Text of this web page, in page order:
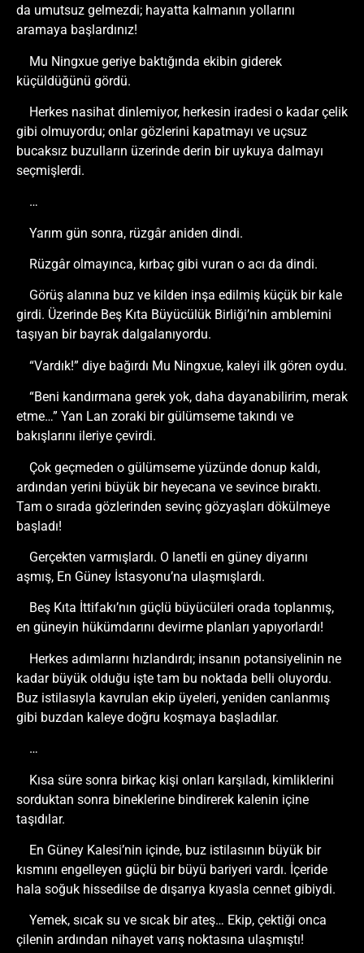
da umutsuz gelmezdi; hayatta kalmanın yollarını
aramaya başlardınız!
Mu Ningxue geriye baktığında ekibin giderek
küçüldüğünü gördü.
Herkes nasihat dinlemiyor, herkesin iradesi o kadar çelik
gibi olmuyordu; onlar gözlerini kapatmayı ve uçsuz
bucaksız buzulların üzerinde derin bir uykuya dalmayı
seçmişlerdi.
…
Yarım gün sonra, rüzgâr aniden dindi.
Rüzgâr olmayınca, kırbaç gibi vuran o acı da dindi.
Görüş alanına buz ve kilden inşa edilmiş küçük bir kale
girdi. Üzerinde Beş Kıta Büyücülük Birliği’nin amblemini
taşıyan bir bayrak dalgalanıyordu.
“Vardık!” diye bağırdı Mu Ningxue, kaleyi ilk gören oydu.
“Beni kandırmana gerek yok, daha dayanabilirim, merak
etme…” Yan Lan zoraki bir gülümseme takındı ve
bakışlarını ileriye çevirdi.
Çok geçmeden o gülümseme yüzünde donup kaldı,
ardından yerini büyük bir heyecana ve sevince bıraktı.
Tam o sırada gözlerinden sevinç gözyaşları dökülmeye
başladı!
Gerçekten varmışlardı. O lanetli en güney diyarını
aşmış, En Güney İstasyonu’na ulaşmışlardı.
Beş Kıta İttifakı’nın güçlü büyücüleri orada toplanmış,
en güneyin hükümdarını devirme planları yapıyorlardı!
Herkes adımlarını hızlandırdı; insanın potansiyelinin ne
kadar büyük olduğu işte tam bu noktada belli oluyordu.
Buz istilasıyla kavrulan ekip üyeleri, yeniden canlanmış
gibi buzdan kaleye doğru koşmaya başladılar.
…
Kısa süre sonra birkaç kişi onları karşıladı, kimliklerini
sorduktan sonra bineklerine bindirerek kalenin içine
taşıdılar.
En Güney Kalesi’nin içinde, buz istilasının büyük bir
kısmını engelleyen güçlü bir büyü bariyeri vardı. İçeride
hala soğuk hissedilse de dışarıya kıyasla cennet gibiydi.
Yemek, sıcak su ve sıcak bir ateş… Ekip, çektiği onca
çilenin ardından nihayet varış noktasına ulaşmıştı!